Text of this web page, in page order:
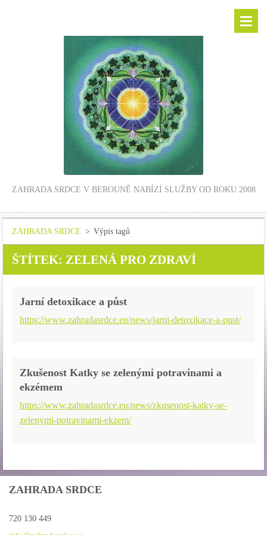
ZAHRADA SRDCE V BEROUNĚ NABÍZÍ SLUŽBY OD ROKU 2008
ZAHRADA SRDCE > Výpis tagů
ŠTÍTEK: ZELENÁ PRO ZDRAVÍ
Jarní detoxikace a půst
https://www.zahradasrdce.eu/news/jarni-detoxikace-a-pust/
Zkušenost Katky se zelenými potravinami a
ekzémem
https://www.zahradasrdce.eu/news/zkusenost-katky-se-
zelenymi-potravinami-ekzem/
ZAHRADA SRDCE
720 130 449